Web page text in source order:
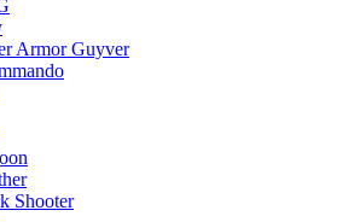
Armor Guyver
Shooter